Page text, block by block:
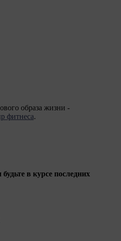
образа жизни -
фитнеса.
в курсе последних